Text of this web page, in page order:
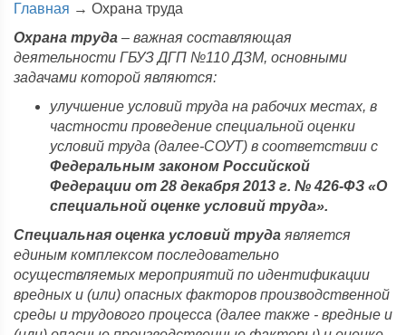
Главная → Охрана труда
Охрана труда – важная составляющая
деятельности ГБУЗ ДГП №110 ДЗМ, основными
задачами которой являются:
улучшение условий труда на рабочих местах, в
частности проведение специальной оценки
условий труда (далее-СОУТ) в соответствии с
Федеральным законом Российской
Федерации от 28 декабря 2013 г. № 426-ФЗ «О
специальной оценке условий труда».
Специальная оценка условий труда является
единым комплексом последовательно
осуществляемых мероприятий по идентификации
вредных и (или) опасных факторов производственной
среды и трудового процесса (далее также - вредные и